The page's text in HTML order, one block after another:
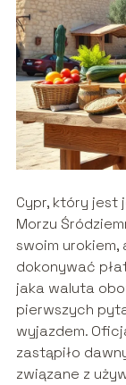
Cypr, który jest
Morzu
swoim urokiem,
dokonywać
jaka waluta
pierwszych
wyjazdem.
zastąpiło
związane z